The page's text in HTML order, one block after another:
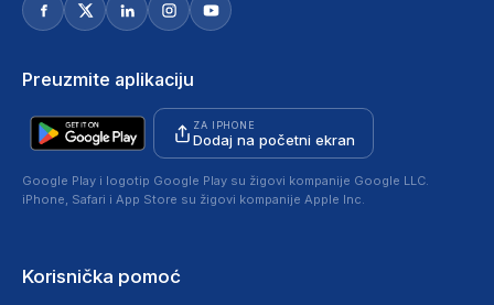
Preuzmite aplikaciju
ZA IPHONE
Dodaj na početni ekran
Google Play i logotip Google Play su žigovi kompanije Google LLC.
iPhone, Safari i App Store su žigovi kompanije Apple Inc.
Korisnička pomoć